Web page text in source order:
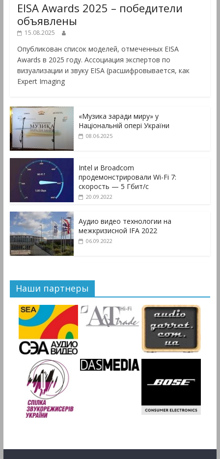
EISA Awards 2025 – победители
объявлены
15.08.2025
Опубликован список моделей, отмеченных EISA
Awards в 2025 году. Ассоциация экспертов по
визуализации и звуку EISA (расшифровывается, как
Expert Imaging
«Музика заради миру» у
Національній опері України
08.06.2025
Intel и Broadcom
продемонстрировали Wi-Fi 7:
скорость — 5 Гбит/с
20.09.2022
Аудио видео технологии на
межкризисной IFA 2022
06.09.2022
Наши партнеры